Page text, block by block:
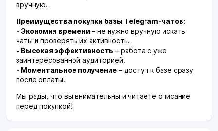
вручную.
Преимущества покупки базы Telegram-чатов:
- Экономия времени – не нужно вручную искать
чаты и проверять их активность.
- Высокая эффективность – работа с уже
заинтересованной аудиторией.
- Моментальное получение – доступ к базе сразу
после оплаты.
Мы рады, что вы внимательны и читаете описание
перед покупкой!